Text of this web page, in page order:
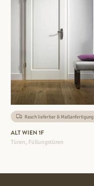
Rasch lieferbar & Maßanfertigung
ALT WIEN 1F
Türen, Füllungstüren